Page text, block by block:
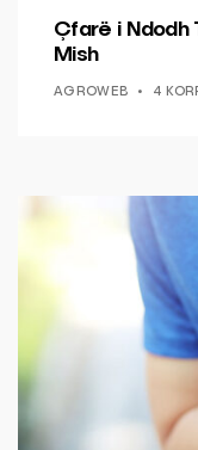
Çfarë i Ndodh
Mish
AGROWEB 4